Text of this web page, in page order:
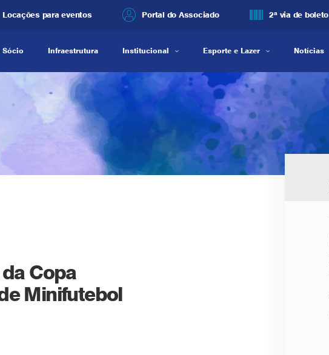
Locações para eventos Portal do Associado 2ª via de boleto
Sócio Infraestrutura Institucional Esporte e Lazer Notícias
Copa
Minifutebol